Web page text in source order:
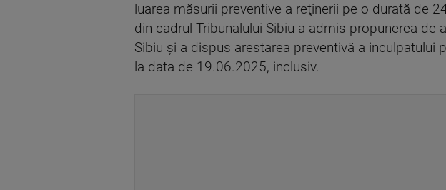
luarea măsurii preventive a reţinerii pe o durată de
din cadrul Tribunalului Sibiu a admis propunerea
Sibiu şi a dispus arestarea preventivă a
la data de 19.06.2025, inclusiv.